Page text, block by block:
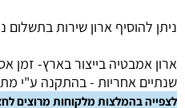
ניתן להוסיף ארון שירות בתשלום
ארון אמבטיה בייצור בארץ- זמן אספקה עד
שנתיים אחריות - בהתקנה ע"י
לצפייה בהמלצות מלקוחות מרוצים